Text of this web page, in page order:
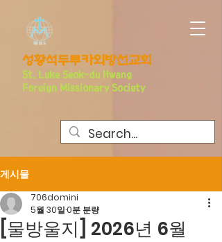
​성황석두루카외방선교회
St. Luke Seo k-du Hwang
Foreign Missionary Society
게시물
[물방울지] 2026년 6월
706domini
5월 30일0분 분량